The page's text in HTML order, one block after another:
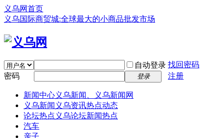
义乌网首页
义乌国际商贸城:全球最大的小商品批发市场
自动登录 找回密码
密码
登录 注册
新闻中心义乌新闻、义乌新闻网
义乌新闻 义乌资讯热点动态
论坛热点 义乌论坛新闻热点
汽车
亲子